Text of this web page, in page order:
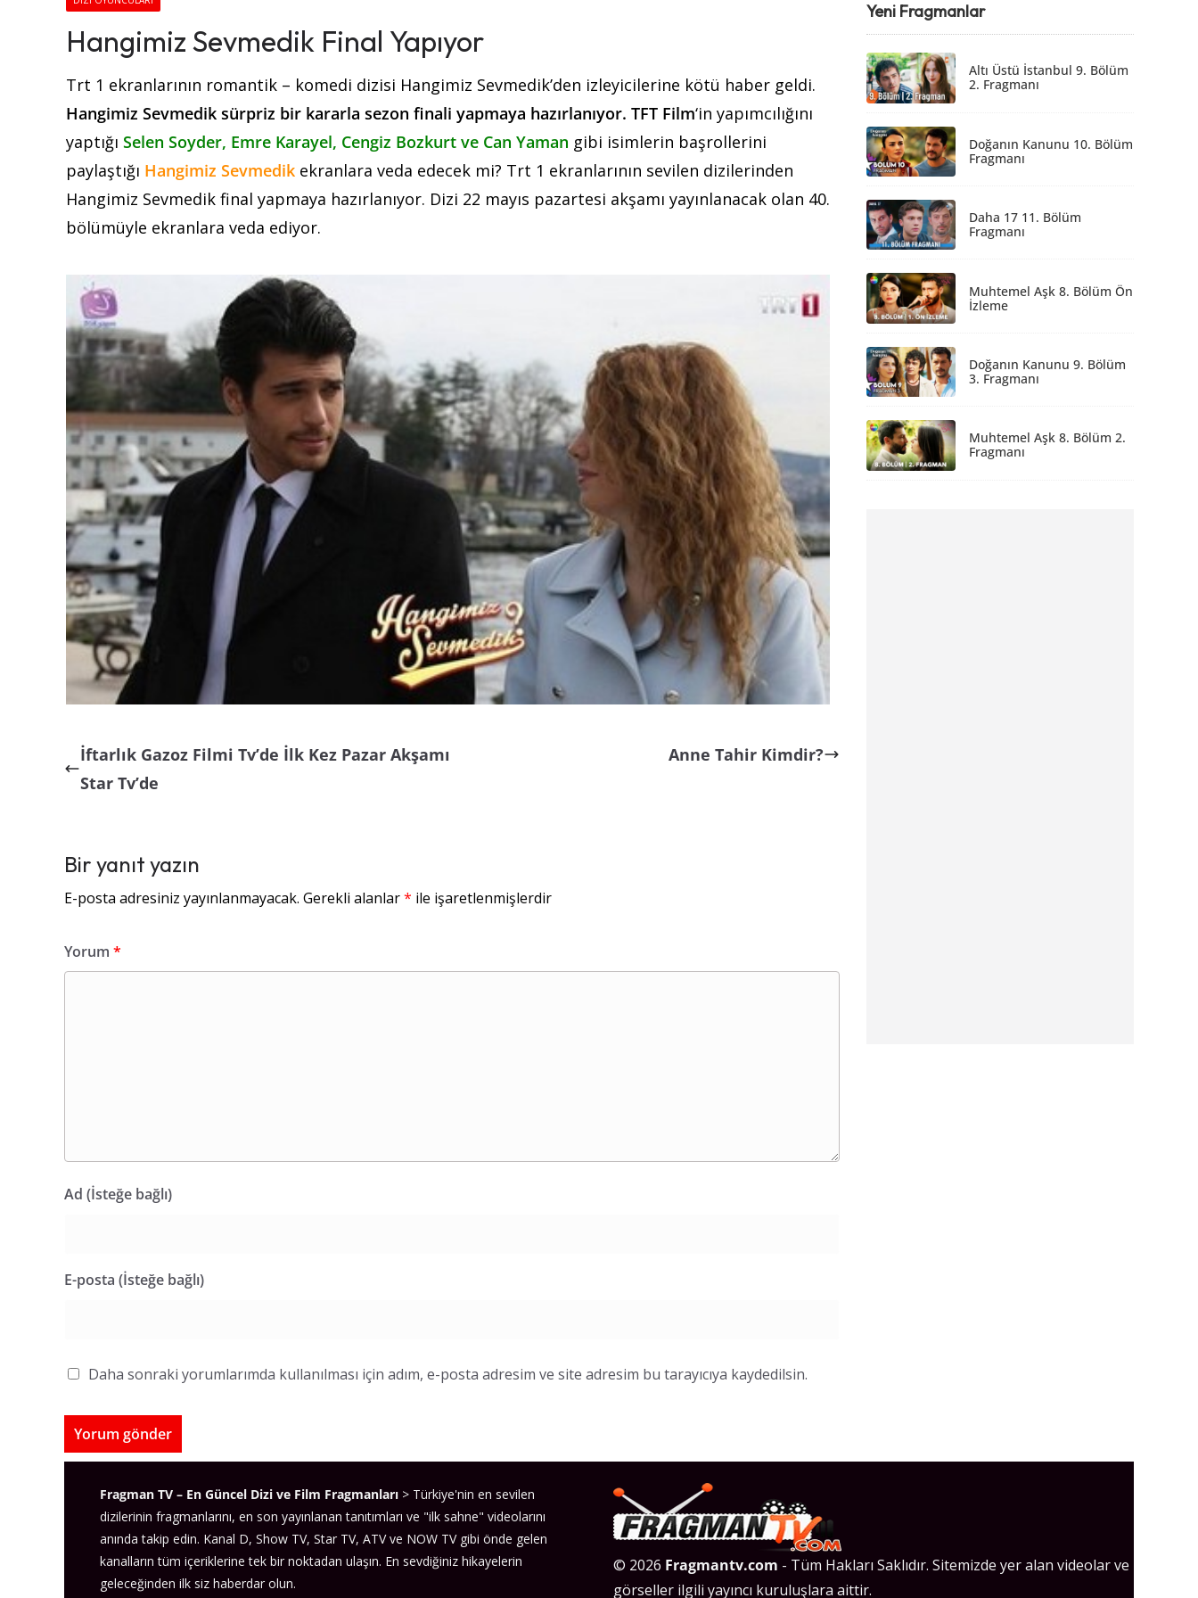
Hangimiz Sevmedik Final Yapıyor
Trt 1 ekranlarının romantik – komedi dizisi Hangimiz Sevmedik’den izleyicilerine kötü haber geldi.
Hangimiz Sevmedik sürpriz bir kararla sezon finali yapmaya hazırlanıyor. TFT Film‘in yapımcılığını
yaptığı Selen Soyder, Emre Karayel, Cengiz Bozkurt ve Can Yaman gibi isimlerin başrollerini
paylaştığı Hangimiz Sevmedik ekranlara veda edecek mi? Trt 1 ekranlarının sevilen dizilerinden
Hangimiz Sevmedik final yapmaya hazırlanıyor. Dizi 22 mayıs pazartesi akşamı yayınlanacak olan 40.
bölümüyle ekranlara veda ediyor.
İftarlık Gazoz Filmi Tv’de İlk Kez Pazar Akşamı
Star Tv’de
Anne Tahir Kimdir?
Bir yanıt yazın
E-posta adresiniz yayınlanmayacak. Gerekli alanlar* ile işaretlenmişlerdir
Yorum *
Ad (İsteğe bağlı)
E-posta (İsteğe bağlı)
Daha sonraki yorumlarımda kullanılması için adım, e-posta adresim ve site adresim bu tarayıcıya kaydedilsin.
Yeni Fragmanlar
Altı Üstü İstanbul 9. Bölüm
2. Fragmanı
Doğanın Kanunu 10. Bölüm
Fragmanı
Daha 17 11. Bölüm
Fragmanı
Muhtemel Aşk 8. Bölüm Ön
İzleme
Doğanın Kanunu 9. Bölüm
3. Fragmanı
Muhtemel Aşk 8. Bölüm 2.
Fragmanı
Fragman TV – En Güncel Dizi ve Film Fragmanları > Türkiye'nin en sevilen
dizilerinin fragmanlarını, en son yayınlanan tanıtımları ve "ilk sahne" videolarını
anında takip edin. Kanal D, Show TV, Star TV, ATV ve NOW TV gibi önde gelen
kanalların tüm içeriklerine tek bir noktadan ulaşın. En sevdiğiniz hikayelerin
geleceğinden ilk siz haberdar olun.
© 2026 Fragmantv.com - Tüm Hakları Saklıdır. Sitemizde yer alan videolar ve
görseller ilgili yayıncı kuruluşlara aittir.